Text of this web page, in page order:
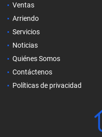
Ventas
Arriendo
Servicios
Noticias
Quiénes Somos
Contáctenos
Políticas de privacidad